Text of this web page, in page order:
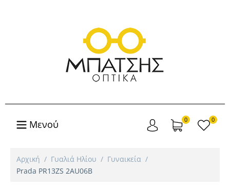
Μενού 0 0
Αρχική / Γυαλιά Ηλίου / Γυναικεία /
Prada PR13ZS 2AU06B